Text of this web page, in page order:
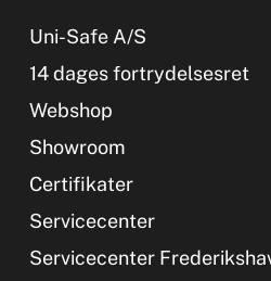
Uni-Safe A/S
14 dages fortrydelsesret
Webshop
Showroom
Certifikater
Servicecenter
Servicecenter